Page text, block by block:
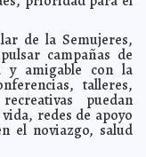
estudian carreras
en la UTM
por las
develación de las
Colegio Militar
Carmen Alicia Briceño
de la Semujeres,
campañas de
y amigable con la
talleres,
puedan
redes de apoyo
el noviazgo, salud